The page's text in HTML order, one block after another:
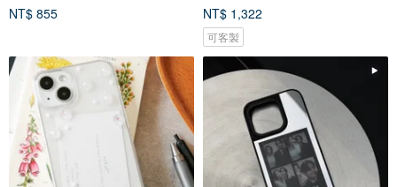
NT$ 855
NT$ 1,322
可客製